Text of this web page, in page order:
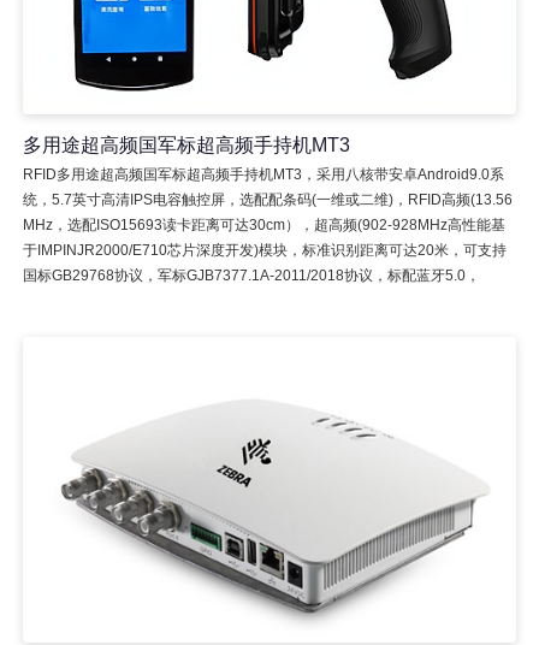
多用途超高频国军标超高频手持机MT3
RFID多用途超高频国军标超高频手持机MT3，采用八核带安卓Android9.0系
统，5.7英寸高清IPS电容触控屏，选配配条码(一维或二维)，RFID高频(13.56
MHz，选配ISO15693读卡距离可达30cm），超高频(902-928MHz高性能基
于IMPINJR2000/E710芯片深度开发)模块，标准识别距离可达20米，可支持
国标GB29768协议，军标GJB7377.1A-2011/2018协议，标配蓝牙5.0，